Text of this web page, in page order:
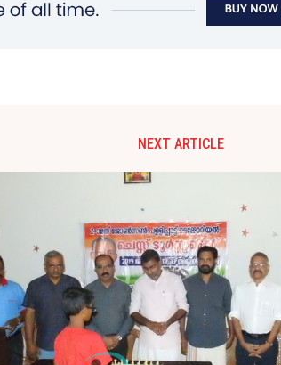
NEXT ARTICLE